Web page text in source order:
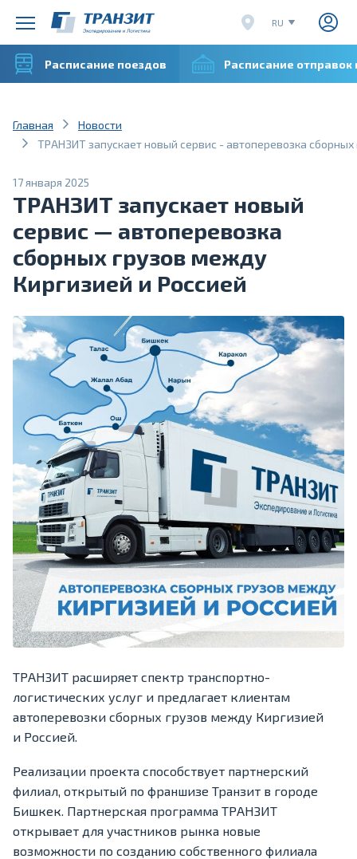
RU
EN
CN
Расписание поездов Расписание
Главная
Новости
ТРАНЗИТ запускает новый сервис - автоперевозка
17 января 2025
ТРАНЗИТ запускает новый
сервис — автоперевозка
сборных грузов между
Киргизией и Россией
ТРАНЗИТ расширяет спектр транспортно-
логистических услуг и предлагает клиентам
автоперевозки сборных грузов между Киргизией
и Россией.
Реализации проекта способствует партнерский
филиал, открытый по франшизе Транзит в городе
Бишкек. Партнерская программа ТРАНЗИТ
открывает для участников рынка новые
возможности по созданию собственного филиала